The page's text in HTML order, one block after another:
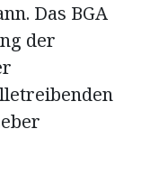
Das BGA
der